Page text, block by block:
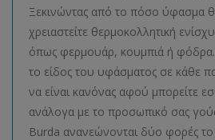
Ξεκινώντας από το πόσο ύφασμα
χρειαστείτε θερμοκολλητική
όπως φερμουάρ, κουμπιά ή φόδρα.
το είδος του υφάσματος σε κάθε
να είναι κανόνας αφού μπορείτε
ανάλογα με το προσωπικό σας
Burda ανανεώνονται δύο φορές